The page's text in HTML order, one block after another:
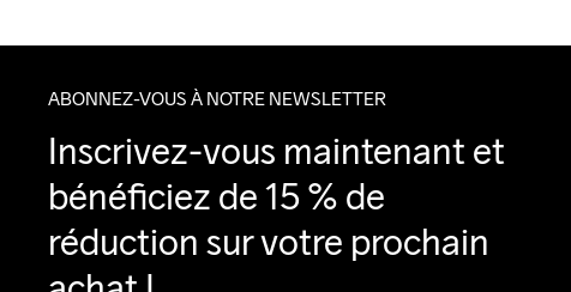
ABONNEZ-VOUS À NOTRE NEWSLETTER
Inscrivez-vous maintenant et
bénéficiez de 15 % de
réduction sur votre prochain